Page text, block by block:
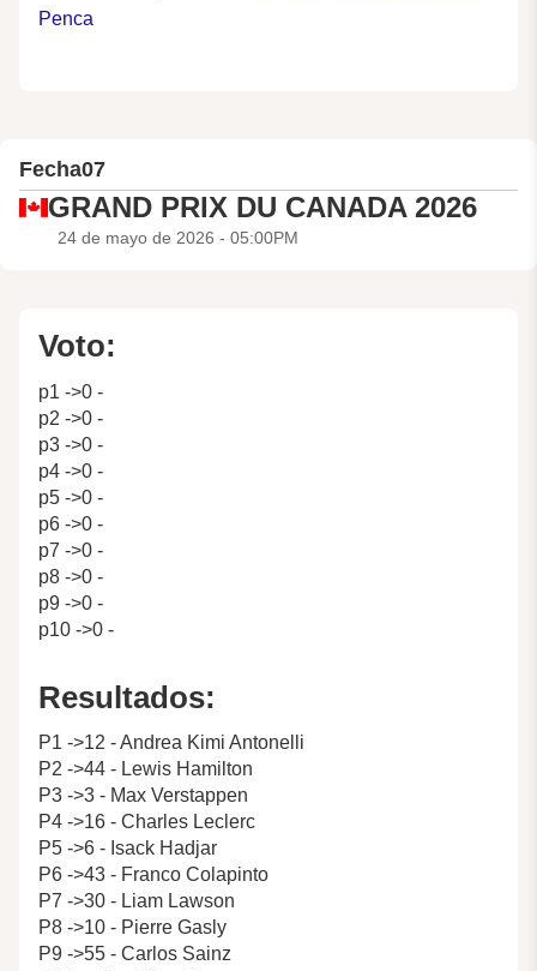
Penca
Fecha07
GRAND PRIX DU CANADA 2026
24 de mayo de 2026 - 05:00PM
Voto:
p1 ->0 -
p2 ->0 -
p3 ->0 -
p4 ->0 -
p5 ->0 -
p6 ->0 -
p7 ->0 -
p8 ->0 -
p9 ->0 -
p10 ->0 -
Resultados:
P1 ->12 - Andrea Kimi Antonelli
P2 ->44 - Lewis Hamilton
P3 ->3 - Max Verstappen
P4 ->16 - Charles Leclerc
P5 ->6 - Isack Hadjar
P6 ->43 - Franco Colapinto
P7 ->30 - Liam Lawson
P8 ->10 - Pierre Gasly
P9 ->55 - Carlos Sainz